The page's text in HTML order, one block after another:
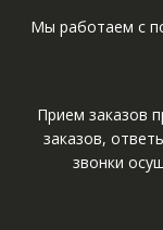
Мы работаем с
Прием заказов
заказов,
звонки